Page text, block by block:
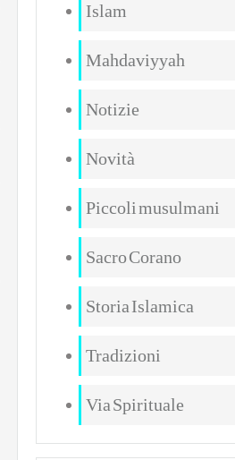
Islam
Mahdaviyyah
Notizie
Novità
Piccoli musulmani
Sacro Corano
Storia Islamica
Tradizioni
Via Spirituale